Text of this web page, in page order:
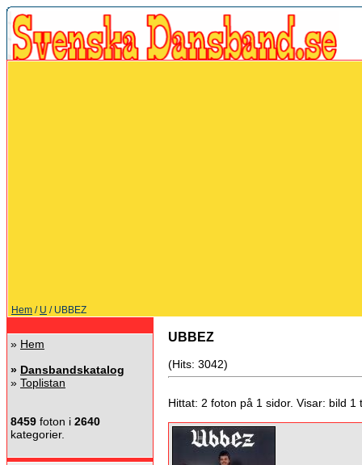
Hem / U / UBBEZ
» Hem
» Dansbandskatalog
» Toplistan
8459 foton i 2640
kategorier.
UBBEZ
(Hits: 3042)
Hittat: 2 foton på 1 sidor. Visar: bild 1